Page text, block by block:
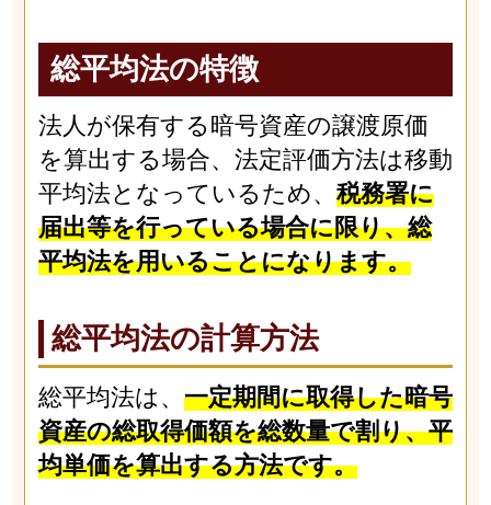
総平均法の特徴
法人が保有する暗号資産の譲渡原価
を算出する場合、法定評価方法は移動
平均法となっているため、 税務署に
届出等を行っている場合に限り、総
平均法を用いることになります。
総平均法の計算方法
総平均法は、 一定期間に取得した暗号
資産の総取得価額を総数量で割り、平
均単価を算出する方法です。